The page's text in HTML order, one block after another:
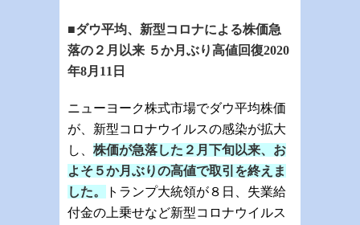
■ダウ平均、新型コロナによる株価急
落の２月以来 ５か月ぶり高値回復2020
年8月 11日
ニューヨーク株式市場でダウ平均株価
が、新型コロナウイルスの感染が拡大
し、 株価が急落した２月下旬以来、お
よそ５か月ぶりの高値で取引を終えま
した。
トランプ大統領が８日、失業給
付金の上乗せなど新型コロナウイルス